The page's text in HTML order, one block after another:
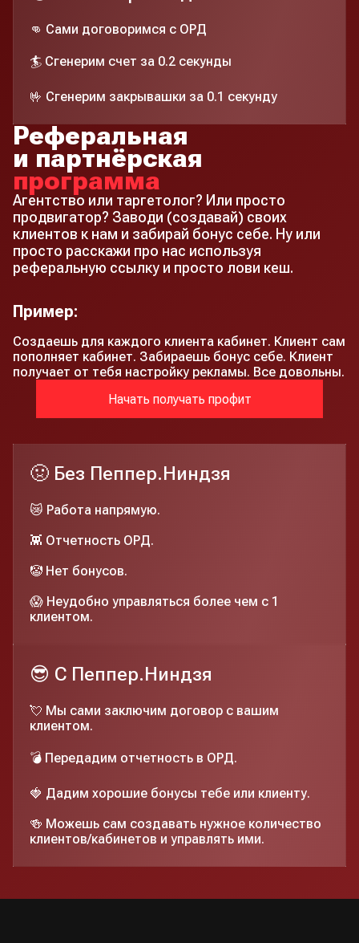
👊 Сами договоримся с ОРД
🏄 Сгенерим счет за 0.2 секунды
🤟 Сгенерим закрывашки за 0.1 секунду
Реферальная
и партнёрская
программа
Агентство или таргетолог? Или просто
продвигатор? Заводи (создавай) своих
клиентов к нам и забирай бонус себе. Ну или
просто расскажи про нас используя
реферальную ссылку и просто лови кеш.
Пример:
Создаешь для каждого клиента кабинет. Клиент сам
пополняет кабинет. Забираешь бонус себе. Клиент
получает от тебя настройку рекламы. Все довольны.
Начать получать профит
🤢 Без Пеппер.Ниндзя
😿 Работа напрямую.
👾 Отчетность ОРД.
🤡 Нет бонусов.
😱 Неудобно управляться более чем с 1
клиентом.
😎 C Пеппер.Ниндзя
💘 Мы сами заключим договор с вашим
клиентом.
💣 Передадим отчетность в ОРД.
🍓 Дадим хорошие бонусы тебе или клиенту.
🍻 Можешь сам создавать нужное количество
клиентов/кабинетов и управлять ими.